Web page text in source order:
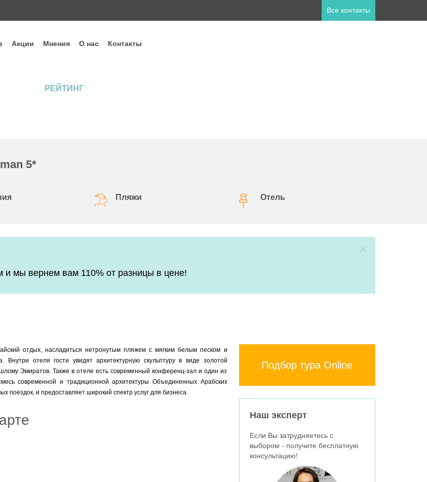
Все контакты
Акции Мнения О нас Контакты
РЕЙТИНГ
5*
Пляжи Отель
мы вернем вам 110% от разницы в цене!
отдых, насладиться нетронутым пляжем с мягким белым песком и
Внутри отеля гости увидят архитектурную скульптуру в виде золотой
Эмиратов. Также в отеле есть современный конференц-зал и один из
современной и традиционной архитектуры Объединенных Арабских
поездок, и предоставляет широкий спектр услуг для бизнеса.
Подбор тура Online
Наш эксперт
Если Вы затрудняетесь с
выбором - получите бесплатную
консультацию!